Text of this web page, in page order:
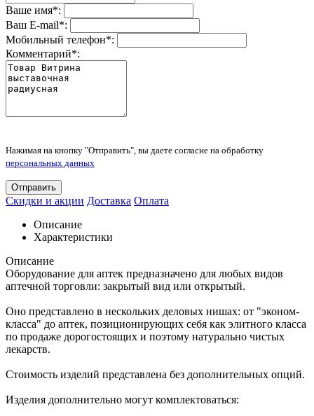
Ваше имя*:
Ваш E-mail*:
Мобильный телефон*:
Комментарий*:
Нажимая на кнопку "Отправить", вы даете согласие на обработку
персональных данных
Отправить
Скидки и акции Доставка Оплата
Описание
Характеристики
Описание
Оборудование для аптек предназначено для любых видов
аптечной торговли: закрытый вид или открытый.
Оно представлено в нескольких деловых нишах: от "эконом-
класса" до аптек, позиционирующих себя как элитного класса
по продаже дорогостоящих и поэтому натурально чистых
лекарств.
Стоимость изделий представлена без дополнительных опций.
Изделия дополнительно могут комплектоваться: